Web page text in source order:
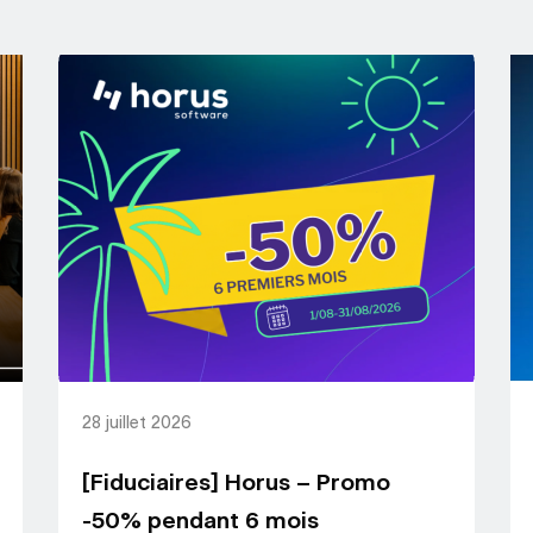
[Fiduciaires] Horus – Promo
-50% pendant 6 mois
28 juillet 2026